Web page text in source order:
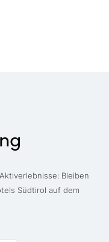
Bleiben
Südtirol auf dem